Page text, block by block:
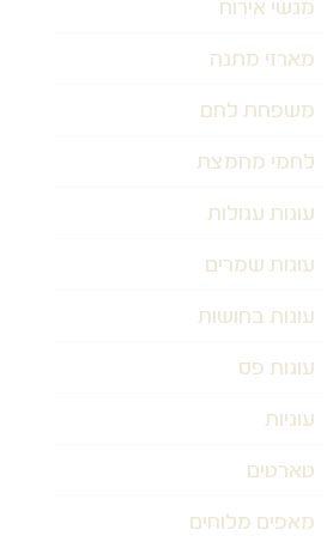
מגשי אירוח
מארזי מתנה
משפחת לחם
לחמי מחמצת
עוגות עגולות
עוגות שמרים
עוגות בחושות
עוגות פס
עוגיות
טארטים
מאפים מלוחים